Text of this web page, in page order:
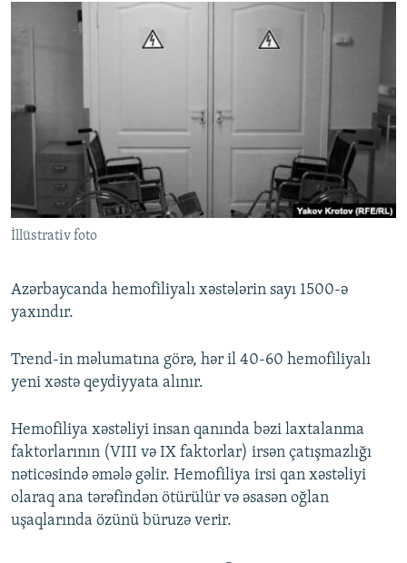
QANUNI DOĞRU
VIDEO
FOTOQALEREYA
İNFOQRAFIKA
KARIKATURA
RADIO ARXIV
OXU ZALI
AZƏRBAYCAN ƏDƏBIYYATI KITABXANASI
İSLAM VƏ DEMOKRATIYA
İZ - MƏDƏNIYYƏT PROQRAMI
HAQQIMIZDA
MISSIYAMIZ
PEŞƏ ETIKASI VƏ JURNALISTIKA STANDARTLARIMIZ
MATERIALLARIMIZDAN ISTIFADƏ
BIZIMLƏ ƏLAQƏ
BIZI IZLƏ
İllüstrativ foto
Azərbaycanda hemofiliyalı xəstələrin sayı 1500-ə
yaxındır.
Trend-in məlumatına görə, hər il 40-60 hemofiliyalı
yeni xəstə qeydiyyata alınır.
Hemofiliya xəstəliyi insan qanında bəzi laxtalanma
faktorlarının (VIII və IX faktorlar) irsən çatışmazlığı
nəticəsində əmələ gəlir. Hemofiliya irsi qan xəstəliyi
olaraq ana tərəfindən ötürülür və əsasən oğlan
uşaqlarında özünü büruzə verir.